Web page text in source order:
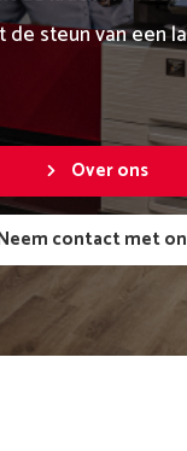
steun van een
Over ons
contact met